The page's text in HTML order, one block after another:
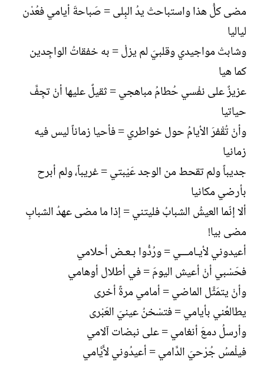
مضى كلُّ هذا واستباحتْ يدُ البِلى = صَباحةَ أيامي فعُدْن
لياليا
وشابتْ مواجيدي وقلبيَ لم يزلْ = به خفقاتُ الواجِدين
كما هيا
عزيزٌ على نفْسي حُطامُ مباهجي = ثقيلٌ عليها أنْ تجِفَّ
حياتيا
وأنْ تُقْفرَ الأيامُ حول خواطري = فأحيا زماناً ليس فيه
زمانيا
جديباً ولم تقحط من الوجد عَيْبتي = غريباً، ولم أبرح
بأرضي مكانيا
ألا إنّما العيشُ الشبابُ فليتني = إذا ما مضى عهدُ الشبابِ
مضى بيا!
أعيدوني لأيـامـــي = ورُدُّوا بـعـض أحلامي
فحَسْبي أنْ أعيش اليومَ = في أطلال أوهامي
وأنْ يتمَثَّل الماضي = أمامي مرةً أخرى
يطالعُني بأيامي = فتسْخنُ عينيَ العَبْرى
وأرسلُ دمعَ أنغامي = على نبضات آلامي
فيلْمسُ جُرْحيَ الدَّامي = أعيدُوني لأَيَّامي